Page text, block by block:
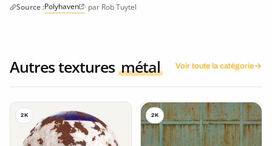
Source :Polyhaven · par Rob Tuytel
Autres textures métal Voir toute la catégorie
2K 2K